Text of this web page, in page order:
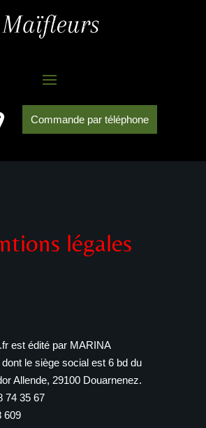
Commande par téléphone
légales
est édité par MARINA
le siège social est 6 bd du
Allende, 29100 Douarnenez.
74 35 67
609